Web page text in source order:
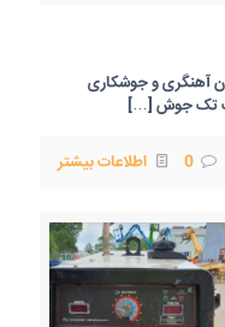
آهنگری و جوشکاری
تک جوش […]
0 اطلاعات بیشتر